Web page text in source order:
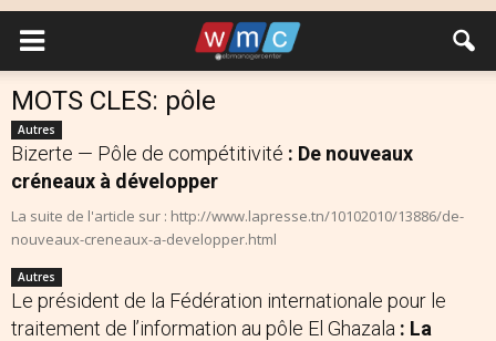
MOTS CLES: pôle
Autres
Bizerte — Pôle de compétitivité : De nouveaux
créneaux à développer
La suite de l'article sur : http://www.lapresse.tn/10102010/13886/de-
nouveaux-creneaux-a-developper.html
Autres
Le président de la Fédération internationale pour le
traitement de l’information au pôle El Ghazala : La